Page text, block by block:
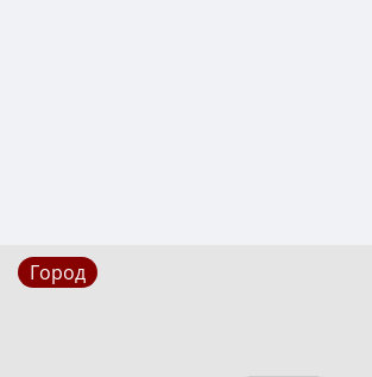
Город